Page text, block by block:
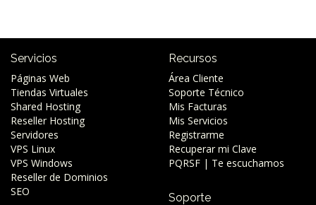
Servicios
Páginas Web
Tiendas Virtuales
Shared Hosting
Reseller Hosting
Servidores
VPS Linux
VPS Windows
Reseller de Dominios
SEO
Recursos
Área Cliente
Soporte Técnico
Mis Facturas
Mis Servicios
Registrarme
Recuperar mi Clave
PQRSF | Te escuchamos
Soporte